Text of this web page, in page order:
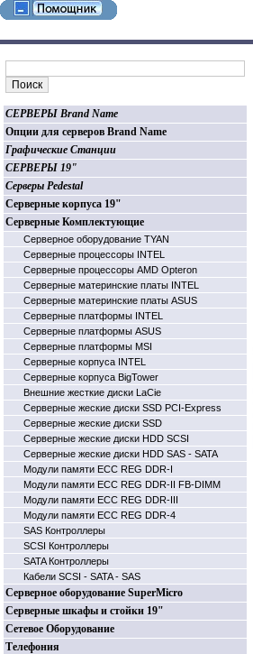
СЕРВЕРЫ Brand Name
Опции для серверов Brand Name
Графические Станции
СЕРВЕРЫ 19"
Серверы Pedestal
Серверные корпуса 19"
Серверные Комплектующие
Серверное оборудование TYAN
Серверные процессоры INTEL
Серверные процессоры AMD Opteron
Серверные материнские платы INTEL
Серверные материнские платы ASUS
Серверные платформы INTEL
Серверные платформы ASUS
Серверные платформы MSI
Серверные корпуса INTEL
Серверные корпуса BigTower
Внешние жесткие диски LaCie
Серверные жеские диски SSD PCI-Express
Серверные жеские диски SSD
Серверные жеские диски HDD SCSI
Серверные жеские диски HDD SAS - SATA
Модули памяти ECC REG DDR-I
Модули памяти ECC REG DDR-II FB-DIMM
Модули памяти ECC REG DDR-III
Модули памяти ECC REG DDR-4
SAS Контроллеры
SCSI Контроллеры
SATA Контроллеры
Кабели SCSI - SATA - SAS
Серверное оборудование SuperMicro
Серверные шкафы и стойки 19"
Сетевое Оборудование
Телефония